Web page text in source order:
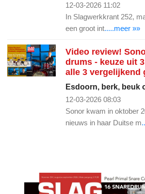
12-03-2026 11:02
In Slagwerkkrant 252,
een groot int.....meer »»
Video review!
drums - keuze uit
alle 3 vergelijkend
Esdoorn, berk, beuk
12-03-2026 08:03
Sonor kwam in oktober
nieuws in haar Duitse m